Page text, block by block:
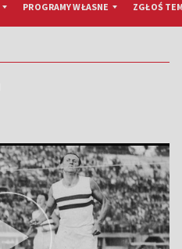
PROGRAMY WŁASNE ZGŁOŚ